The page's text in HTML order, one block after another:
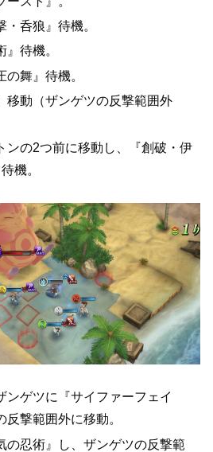
呑狼』待機。
待機。
舞』待機。
移動（ザンゲツの反撃範囲外
ンの2つ前に移動し、『創破・伊
機。
ンゲツに『サイファーフェイ
撃範囲外に移動。
の忍術』し、ザンゲツの反撃範